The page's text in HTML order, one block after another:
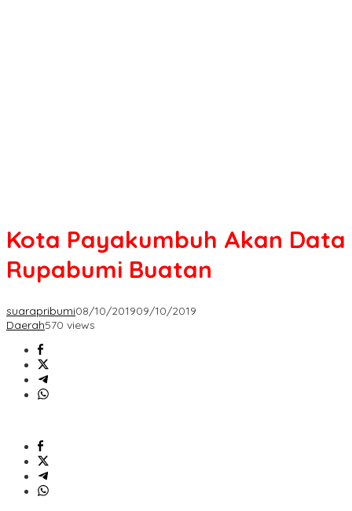
Kota Payakumbuh Akan Data
Rupabumi Buatan
suarapribumi08/10/201909/10/2019
Daerah570 views